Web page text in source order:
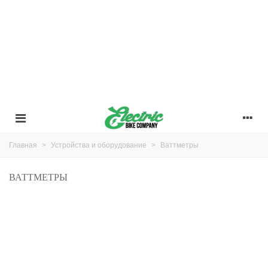
Главная > Устройства и оборудование > Ваттметры
ВАТТМЕТРЫ